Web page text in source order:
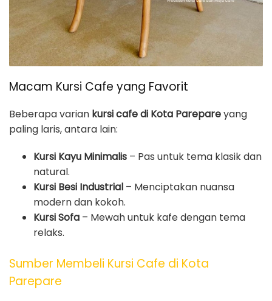
Macam Kursi Cafe yang Favorit
Beberapa varian kursi cafe di Kota Parepareyang
paling laris, antara lain:
Kursi Kayu Minimalis – Pas untuk tema klasik dan
natural.
Kursi Besi Industrial – Menciptakan nuansa
modern dan kokoh.
Kursi Sofa – Mewah untuk kafe dengan tema
relaks.
Sumber Membeli Kursi Cafe di Kota
Parepare